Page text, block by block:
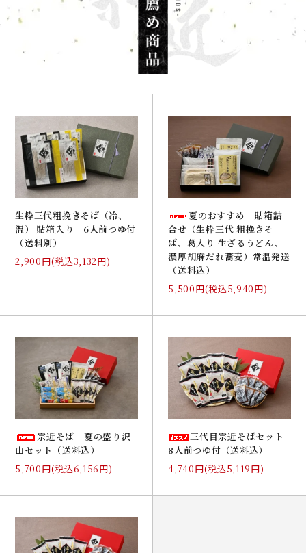
生粋三代粗挽きそば（冷、
温） 貼箱入り 6人前つゆ付
（送料別）
2,900円(税込3,132円)
夏のおすすめ 貼箱詰
合せ（生粋三代 粗挽きそ
ば、葛入り 生ざるうどん、
濃厚胡麻だれ蕎麦）常温発送
（送料込）
5,500円(税込5,940円)
宗近そば 夏の盛り沢
山セット（送料込）
5,700円(税込6,156円)
三代目宗近そばセット
8人前つゆ付（送料込）
4,740円(税込5,119円)